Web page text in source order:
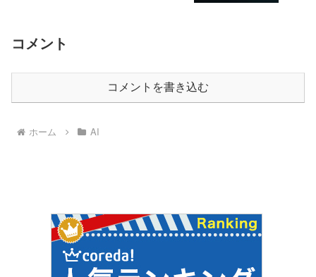
コメント
コメントを書き込む
ホーム AI